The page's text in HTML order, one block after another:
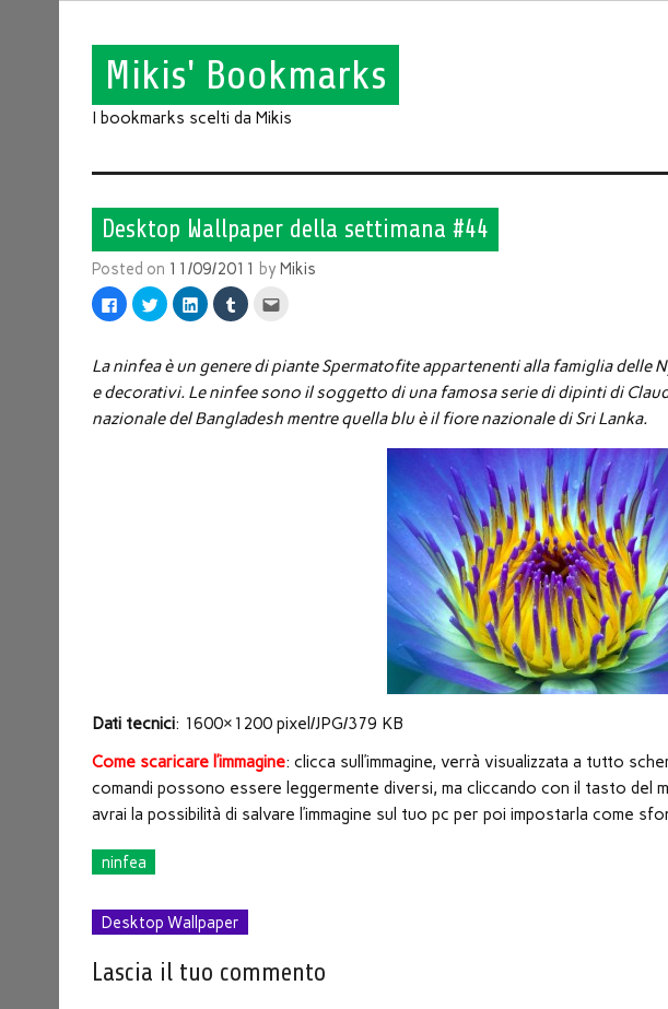
Mikis' Bookmarks
I bookmarks scelti da Mikis
Desktop Wallpaper della settimana #44
Posted on 11/09/2011 byMikis
Fai
clic
Facebook
apre
in
una
nuova
Fai
clic
su
Twitter
(Si
in
una
Fai
clic
su
LinkedIn
(Si
apre
in
Fai
clic
su
Tumblr
(Si
apre
in
una
l'articolo
mail
ad
un
amico
La ninfea è un genere di piante Spermatofite appartenenti alla famiglia delle
e decorativi. Le ninfee sono il soggetto di una famosa serie di dipinti di
nazionale del Bangladesh mentre quella blu è il fiore nazionale di Sri Lanka.
Dati tecnici: 1600×1200 pixel/JPG/379 KB
Come scaricare l’immagine: clicca sull’immagine, verrà visualizzata a tutto
comandi possono essere leggermente diversi, ma cliccando con il tasto del
avrai la possibilità di salvare l’immagine sul tuo pc per poi impostarla come
ninfea
Desktop Wallpaper
Lascia il tuo commento